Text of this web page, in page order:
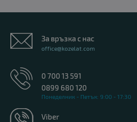
За връзка с нас
office@kozelat.com
0 700 13 591
0899 680 120
Понеделник - Петък: 9:00 - 17:30
Viber